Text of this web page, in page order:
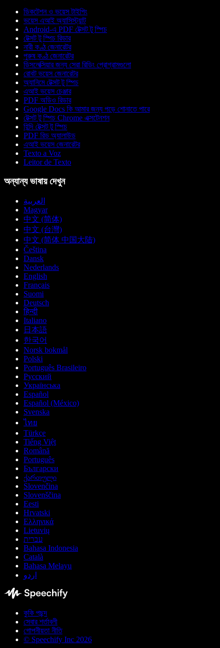
ডিকটেশন ও ভয়েস টাইপিং
ভয়েস এআই অ্যাসিস্ট্যান্ট
Android-এ PDF টেক্সট টু স্পিচ
টেক্সট টু স্পিচ রিডার
নারী কণ্ঠ জেনারেটর
পুরুষ কণ্ঠ জেনারেটর
ডিসলেক্সিয়ার জন্য সেরা রিডিং প্রোগ্রামগুলো
রোবট ভয়েস জেনারেটর
অ্যানিমে টেক্সট টু স্পিচ
এআই ভয়েস চেঞ্জার
PDF অডিও রিডার
Google Docs কি আমার জন্য পড়ে শোনাতে পারে
টেক্সট টু স্পিচ Chrome এক্সটেনশন
হিন্দি টেক্সট টু স্পিচ
PDF রিড অ্যালাউড
এআই ভয়েস জেনারেটর
Texto a Voz
Leitor de Texto
অন্যান্য ভাষায় দেখুন
العربية
Magyar
中文 (简体)
中文 (台灣)
中文 (简体 中国大陆)
Čeština
Dansk
Nederlands
English
Français
Suomi
Deutsch
हिन्दी
Italiano
日本語
한국어
Norsk bokmål
Polski
Português Brasileiro
Русский
Українська
Español
Español (México)
Svenska
ไทย
Türkçe
Tiếng Việt
Română
Português
Български
ქართული
Slovenčina
Slovenščina
Eesti
Hrvatski
Ελληνικά
Lietuvių
עברית
Bahasa Indonesia
Català
Bahasa Melayu
اردو
কুকি পছন্দ
সেবার শর্তাবলী
গোপনীয়তা নীতি
© Speechify Inc 2026